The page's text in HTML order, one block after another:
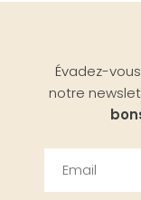
Évadez-
notre